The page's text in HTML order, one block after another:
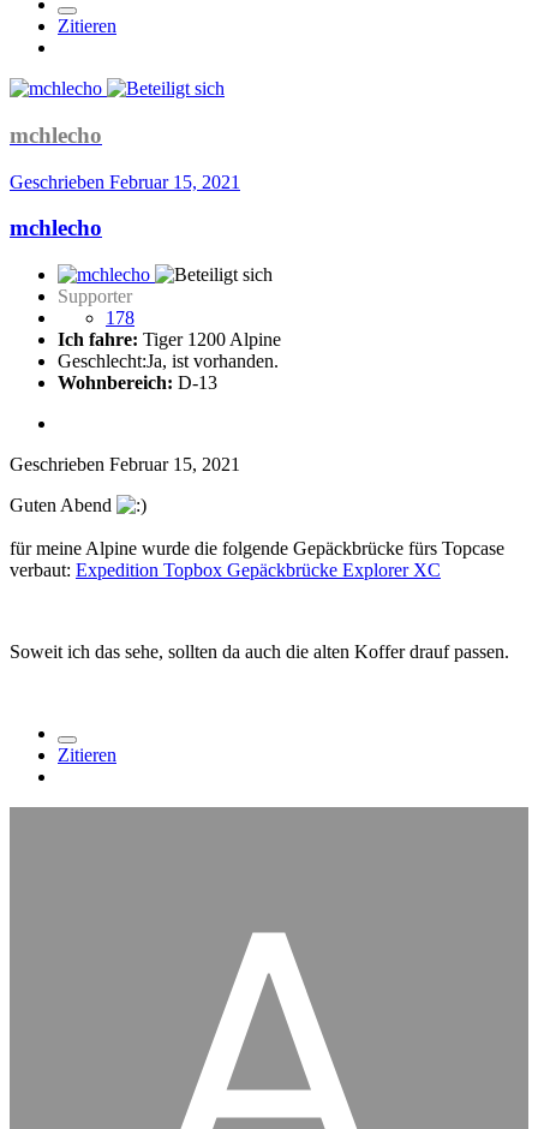
Zitieren
mchlecho
Geschrieben Februar 15, 2021
mchlecho
Supporter
178
Ich fahre: Tiger 1200 Alpine
Geschlecht:Ja, ist vorhanden.
Wohnbereich: D-13
Geschrieben Februar 15, 2021
Guten Abend
für meine Alpine wurde die folgende Gepäckbrücke fürs Topcase
verbaut: Expedition Topbox Gepäckbrücke Explorer XC
Soweit ich das sehe, sollten da auch die alten Koffer drauf passen.
Zitieren